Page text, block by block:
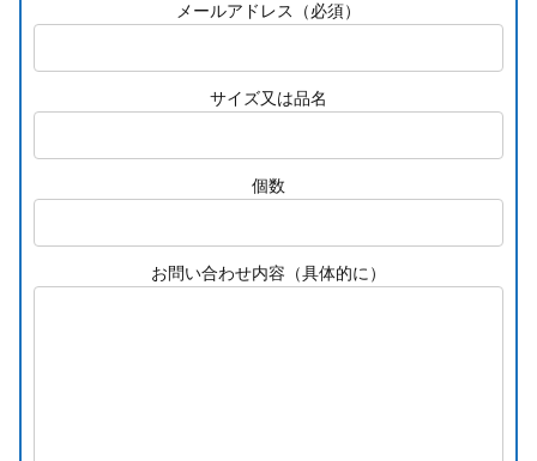
メールアドレス（必須）
サイズ又は品名
個数
お問い合わせ内容（具体的に）